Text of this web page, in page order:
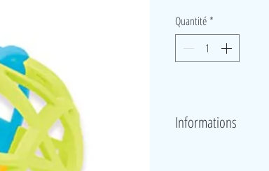
Quantité *
Informations